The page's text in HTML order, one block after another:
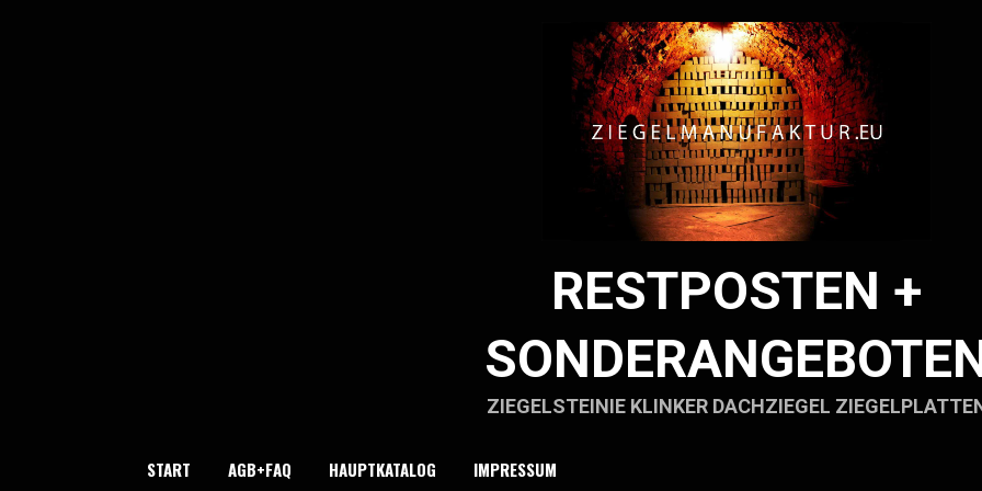
RESTPOSTEN +
ZIEGELSTEINIE KLINKER DACHZIEGEL
START AGB+FAQ HAUPTKATALOG IMPRESSUM